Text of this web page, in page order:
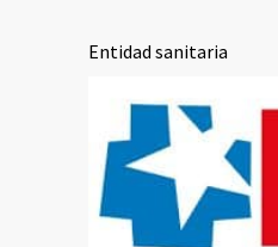
Entidad sanitaria